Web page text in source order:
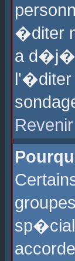
�diter
a d�j�
l'�diter